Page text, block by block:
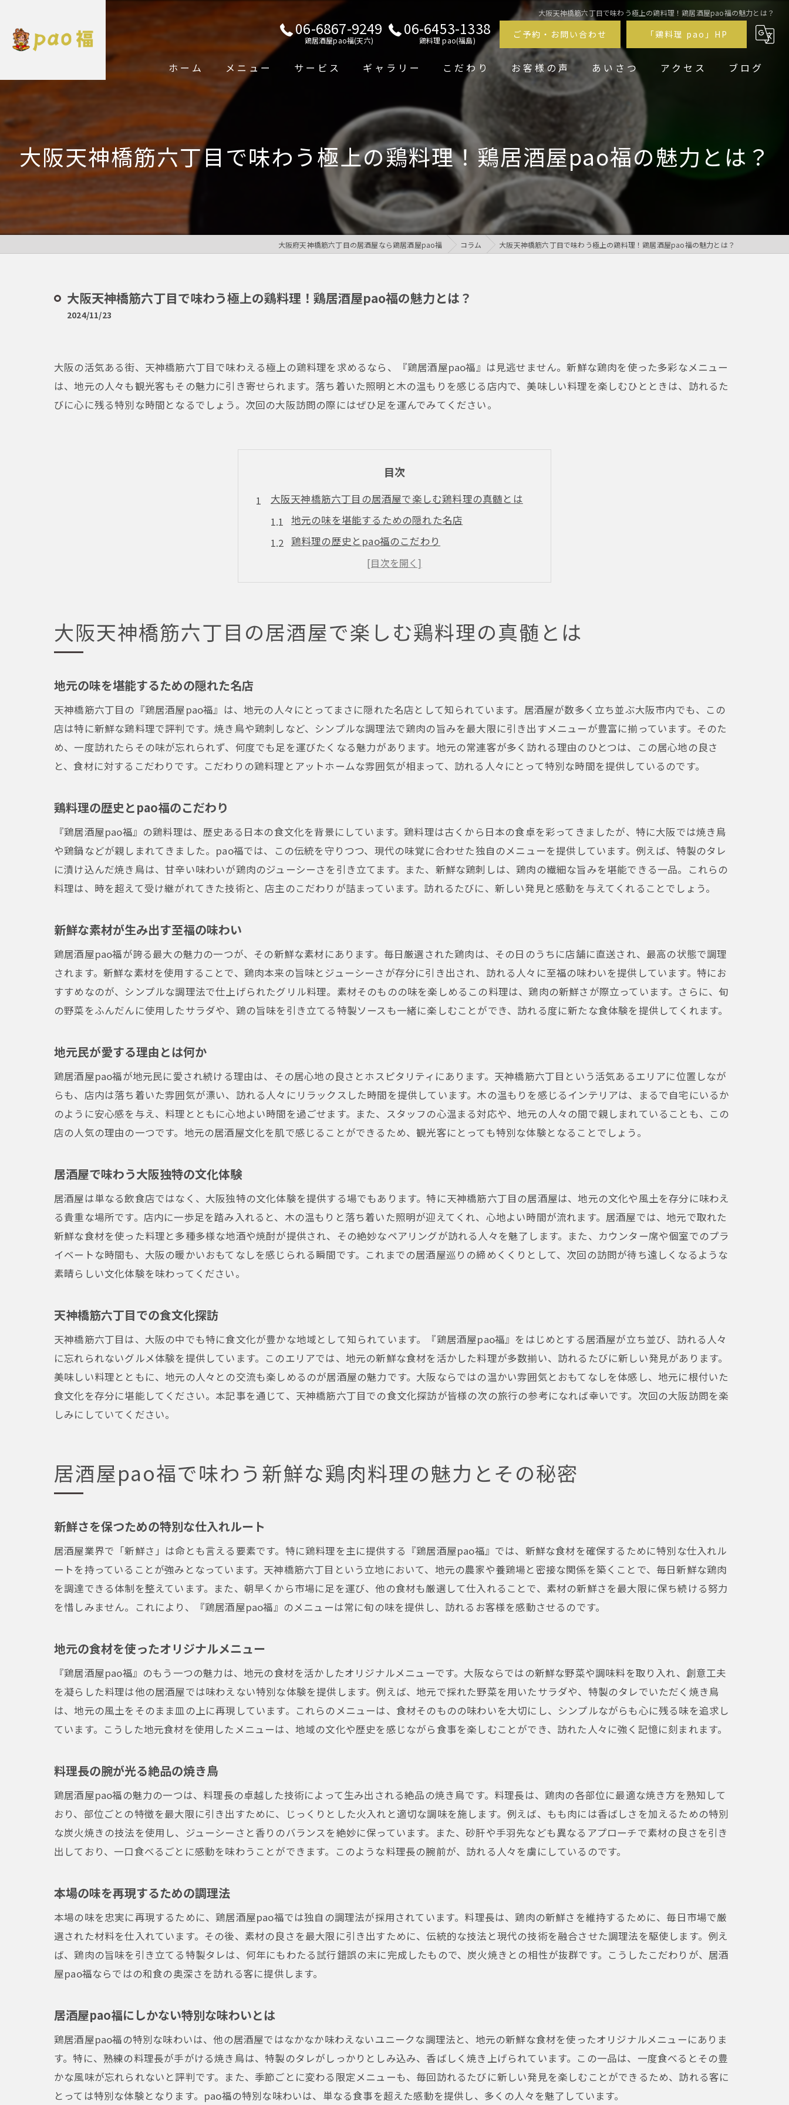
大阪天神橋筋六丁目で味わう極上の鶏料理！鶏居酒屋pao福の魅力とは？
06-6867-9249
鶏居酒屋pao福(天六)
06-6453-1338
鶏料理 pao(福島)
ご予約・お問い合わせ 「鶏料理 pao」HP
ホーム メニュー サービス ギャラリー こだわり お客様の声 あいさつ アクセス ブログ
大阪天神橋筋六丁目で味わう極上の鶏料理！鶏居酒屋pao福の魅力とは？
大阪府天神橋筋六丁目の居酒屋なら鶏居酒屋pao福 コラム 大阪天神橋筋六丁目で味わう極上の鶏料理！鶏居酒屋pao福の魅力とは？
大阪天神橋筋六丁目で味わう極上の鶏料理！鶏居酒屋pao福の魅力とは？
2024/11/23
大阪の活気ある街、天神橋筋六丁目で味わえる極上の鶏料理を求めるなら、『鶏居酒屋pao福』は見逃せません。新鮮な鶏肉を使った多彩なメニュー
は、地元の人々も観光客もその魅力に引き寄せられます。落ち着いた照明と木の温もりを感じる店内で、美味しい料理を楽しむひとときは、訪れるた
びに心に残る特別な時間となるでしょう。次回の大阪訪問の際にはぜひ足を運んでみてください。
目次
大阪天神橋筋六丁目の居酒屋で楽しむ鶏料理の真髄とは
地元の味を堪能するための隠れた名店
鶏料理の歴史とpao福のこだわり
新鮮な素材が生み出す至福の味わい
地元民が愛する理由とは何か
天神橋筋六丁目での食文化探訪
居酒屋pao福で味わう新鮮な鶏肉料理の魅力とその秘密
料理長の腕が光る絶品の焼き鳥
本場の味を再現するための調理法
居酒屋pao福にしかない特別な味わいとは
何度でも訪れたくなる味の秘密
木の温もりを感じる優しいインテリア
季節ごとのデコレーションが魅力
絶品鶏料理のメニュー紹介
訪れるべきタイミングとおすすめ料理
リピーター続出の理由を探る
天神橋筋六丁目の食通も唸る一品
居酒屋で味わう大阪の活気と鶏料理の絶品メニュー
活気溢れる大阪の夜を楽しむ
居酒屋での楽しみ方をガイド
居酒屋での忘れられないひととき
大阪を満喫するための食べ歩きマップ
地元人々も虜にする居酒屋pao福の鶏料理の奥深さ
地元の人が集う理由とは
訪問者を魅了する居酒屋の秘密
地元のお客様が語る居心地の良さ
居酒屋の新定番！天神橋筋六丁目の鶏料理が人気の理由
何度も訪れたくなる味の魅力
記念日や特別な日の過ごし方
家族や友人との思い出作りに最適
大阪天神橋筋六丁目の居酒屋で楽しむ鶏料理の真髄とは
地元の味を堪能するための隠れた名店
天神橋筋六丁目の『鶏居酒屋pao福』は、地元の人々にとってまさに隠れた名店として知られています。居酒屋が数多く立ち並ぶ大阪市内でも、この
店は特に新鮮な鶏料理で評判です。焼き鳥や鶏刺しなど、シンプルな調理法で鶏肉の旨みを最大限に引き出すメニューが豊富に揃っています。そのた
め、一度訪れたらその味が忘れられず、何度でも足を運びたくなる魅力があります。地元の常連客が多く訪れる理由のひとつは、この居心地の良さ
と、食材に対するこだわりです。こだわりの鶏料理とアットホームな雰囲気が相まって、訪れる人々にとって特別な時間を提供しているのです。
鶏料理の歴史とpao福のこだわり
『鶏居酒屋pao福』の鶏料理は、歴史ある日本の食文化を背景にしています。鶏料理は古くから日本の食卓を彩ってきましたが、特に大阪では焼き鳥
や鶏鍋などが親しまれてきました。pao福では、この伝統を守りつつ、現代の味覚に合わせた独自のメニューを提供しています。例えば、特製のタレ
に漬け込んだ焼き鳥は、甘辛い味わいが鶏肉のジューシーさを引き立てます。また、新鮮な鶏刺しは、鶏肉の繊細な旨みを堪能できる一品。これらの
料理は、時を超えて受け継がれてきた技術と、店主のこだわりが詰まっています。訪れるたびに、新しい発見と感動を与えてくれることでしょう。
新鮮な素材が生み出す至福の味わい
鶏居酒屋pao福が誇る最大の魅力の一つが、その新鮮な素材にあります。毎日厳選された鶏肉は、その日のうちに店舗に直送され、最高の状態で調理
されます。新鮮な素材を使用することで、鶏肉本来の旨味とジューシーさが存分に引き出され、訪れる人々に至福の味わいを提供しています。特にお
すすめなのが、シンプルな調理法で仕上げられたグリル料理。素材そのものの味を楽しめるこの料理は、鶏肉の新鮮さが際立っています。さらに、旬
の野菜をふんだんに使用したサラダや、鶏の旨味を引き立てる特製ソースも一緒に楽しむことができ、訪れる度に新たな食体験を提供してくれます。
地元民が愛する理由とは何か
鶏居酒屋pao福が地元民に愛され続ける理由は、その居心地の良さとホスピタリティにあります。天神橋筋六丁目という活気あるエリアに位置しなが
らも、店内は落ち着いた雰囲気が漂い、訪れる人々にリラックスした時間を提供しています。木の温もりを感じるインテリアは、まるで自宅にいるか
のように安心感を与え、料理とともに心地よい時間を過ごせます。また、スタッフの心温まる対応や、地元の人々の間で親しまれていることも、この
店の人気の理由の一つです。地元の居酒屋文化を肌で感じることができるため、観光客にとっても特別な体験となることでしょう。
居酒屋で味わう大阪独特の文化体験
居酒屋は単なる飲食店ではなく、大阪独特の文化体験を提供する場でもあります。特に天神橋筋六丁目の居酒屋は、地元の文化や風土を存分に味わえ
る貴重な場所です。店内に一歩足を踏み入れると、木の温もりと落ち着いた照明が迎えてくれ、心地よい時間が流れます。居酒屋では、地元で取れた
新鮮な食材を使った料理と多種多様な地酒や焼酎が提供され、その絶妙なペアリングが訪れる人々を魅了します。また、カウンター席や個室でのプラ
イベートな時間も、大阪の暖かいおもてなしを感じられる瞬間です。これまでの居酒屋巡りの締めくくりとして、次回の訪問が待ち遠しくなるような
素晴らしい文化体験を味わってください。
天神橋筋六丁目での食文化探訪
天神橋筋六丁目は、大阪の中でも特に食文化が豊かな地域として知られています。『鶏居酒屋pao福』をはじめとする居酒屋が立ち並び、訪れる人々
に忘れられないグルメ体験を提供しています。このエリアでは、地元の新鮮な食材を活かした料理が多数揃い、訪れるたびに新しい発見があります。
美味しい料理とともに、地元の人々との交流も楽しめるのが居酒屋の魅力です。大阪ならではの温かい雰囲気とおもてなしを体感し、地元に根付いた
食文化を存分に堪能してください。本記事を通じて、天神橋筋六丁目での食文化探訪が皆様の次の旅行の参考になれば幸いです。次回の大阪訪問を楽
しみにしていてください。
居酒屋pao福で味わう新鮮な鶏肉料理の魅力とその秘密
新鮮さを保つための特別な仕入れルート
居酒屋業界で「新鮮さ」は命とも言える要素です。特に鶏料理を主に提供する『鶏居酒屋pao福』では、新鮮な食材を確保するために特別な仕入れル
ートを持っていることが強みとなっています。天神橋筋六丁目という立地において、地元の農家や養鶏場と密接な関係を築くことで、毎日新鮮な鶏肉
を調達できる体制を整えています。また、朝早くから市場に足を運び、他の食材も厳選して仕入れることで、素材の新鮮さを最大限に保ち続ける努力
を惜しみません。これにより、『鶏居酒屋pao福』のメニューは常に旬の味を提供し、訪れるお客様を感動させるのです。
地元の食材を使ったオリジナルメニュー
『鶏居酒屋pao福』のもう一つの魅力は、地元の食材を活かしたオリジナルメニューです。大阪ならではの新鮮な野菜や調味料を取り入れ、創意工夫
を凝らした料理は他の居酒屋では味わえない特別な体験を提供します。例えば、地元で採れた野菜を用いたサラダや、特製のタレでいただく焼き鳥
は、地元の風土をそのまま皿の上に再現しています。これらのメニューは、食材そのものの味わいを大切にし、シンプルながらも心に残る味を追求し
ています。こうした地元食材を使用したメニューは、地域の文化や歴史を感じながら食事を楽しむことができ、訪れた人々に強く記憶に刻まれます。
料理長の腕が光る絶品の焼き鳥
鶏居酒屋pao福の魅力の一つは、料理長の卓越した技術によって生み出される絶品の焼き鳥です。料理長は、鶏肉の各部位に最適な焼き方を熟知して
おり、部位ごとの特徴を最大限に引き出すために、じっくりとした火入れと適切な調味を施します。例えば、もも肉には香ばしさを加えるための特別
な炭火焼きの技法を使用し、ジューシーさと香りのバランスを絶妙に保っています。また、砂肝や手羽先なども異なるアプローチで素材の良さを引き
出しており、一口食べるごとに感動を味わうことができます。このような料理長の腕前が、訪れる人々を虜にしているのです。
本場の味を再現するための調理法
本場の味を忠実に再現するために、鶏居酒屋pao福では独自の調理法が採用されています。料理長は、鶏肉の新鮮さを維持するために、毎日市場で厳
選された材料を仕入れています。その後、素材の良さを最大限に引き出すために、伝統的な技法と現代の技術を融合させた調理法を駆使します。例え
ば、鶏肉の旨味を引き立てる特製タレは、何年にもわたる試行錯誤の末に完成したもので、炭火焼きとの相性が抜群です。こうしたこだわりが、居酒
屋pao福ならではの和食の奥深さを訪れる客に提供します。
居酒屋pao福にしかない特別な味わいとは
鶏居酒屋pao福の特別な味わいは、他の居酒屋ではなかなか味わえないユニークな調理法と、地元の新鮮な食材を使ったオリジナルメニューにありま
す。特に、熟練の料理長が手がける焼き鳥は、特製のタレがしっかりとしみ込み、香ばしく焼き上げられています。この一品は、一度食べるとその豊
かな風味が忘れられないと評判です。また、季節ごとに変わる限定メニューも、毎回訪れるたびに新しい発見を楽しむことができるため、訪れる客に
とっては特別な体験となります。pao福の特別な味わいは、単なる食事を超えた感動を提供し、多くの人々を魅了しています。